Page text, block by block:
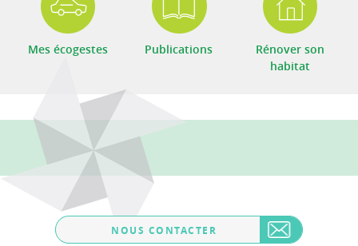
Mes écogestes Publications
Rénover son
habitat
NOUS CONTACTER